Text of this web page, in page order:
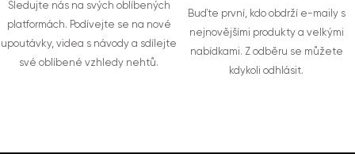
Sledujte nás na svých oblíbených
platformách. Podívejte se na nové
upoutávky, videa s návody a sdílejte
své oblíbené vzhledy nehtů.
Buďte první, kdo obdrží e-maily s
nejnovějšími produkty a velkými
nabídkami. Z odběru se můžete
kdykoli odhlásit.